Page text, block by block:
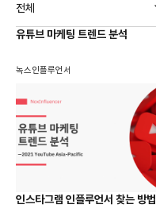
전체
유튜브 마케팅 트렌드 분석
녹스인플루언서
인스타그램 인플루언서 찾는 방법